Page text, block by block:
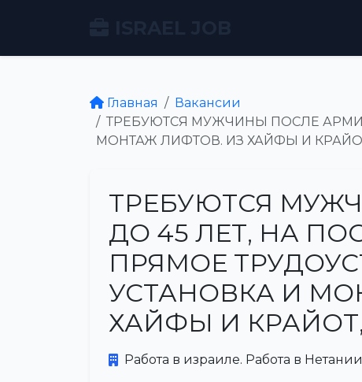
Главная
Вакансии
ТРЕБУЮТСЯ МУЖЧИНЫ ПОСЛЕ
МОНТАЖ ЛИФТОВ. ИЗ ХАЙФЫ И
ТРЕБУЮТСЯ
ДО 45 ЛЕТ, НА
ПРЯМОЕ
УСТАНОВКА И
ХАЙФЫ И
Работа в израиле. Работа в